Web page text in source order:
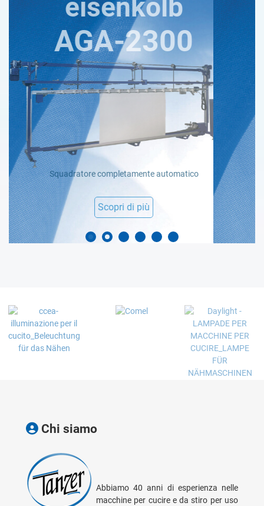
Chi siamo
Abbiamo 40 anni di esperienza nelle
macchine per cucire e da stiro per uso